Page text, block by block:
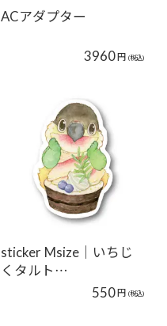
ACアダプター
3960円 (税込)
sticker Msize｜いちじ
くタルト…
550円 (税込)